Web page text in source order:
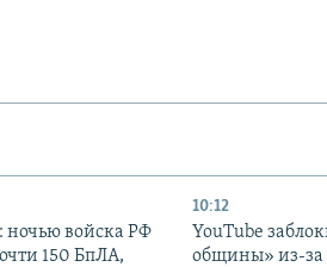
войска РФ
150 БпЛА,
10:12
YouTube
общины» из-